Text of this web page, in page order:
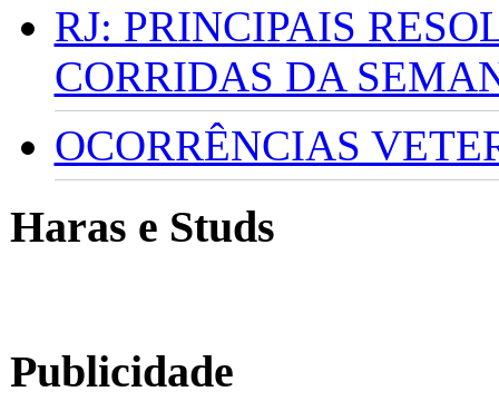
RJ: PRINCIPAIS
CORRIDAS DA
OCORRÊNCIAS
Haras e Studs
Publicidade